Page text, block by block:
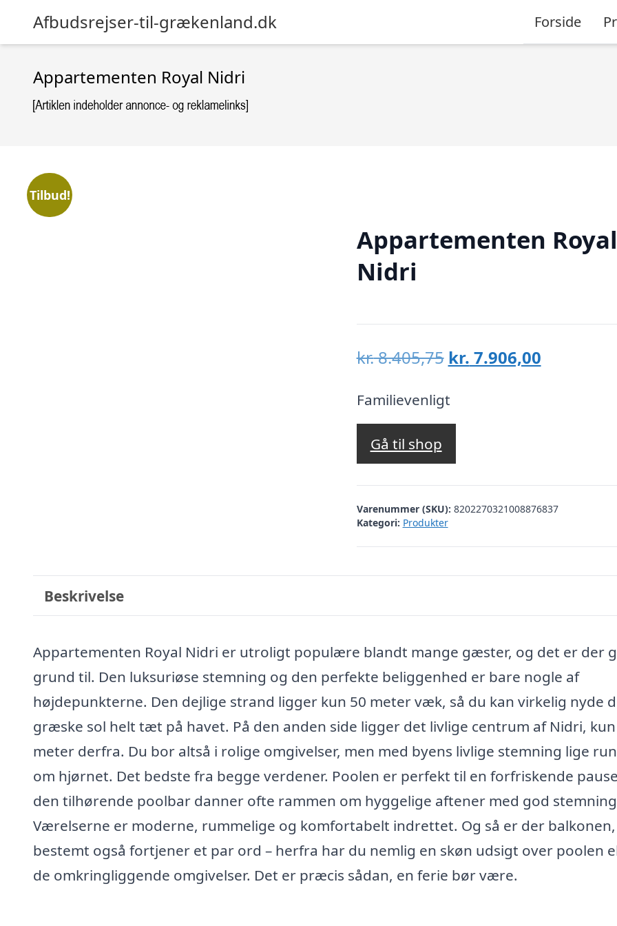
Afbudsrejser-til-grækenland.dk Forside
Appartementen Royal Nidri
Tilbud!
Appartementen Royal
Nidri
kr.8.405,75 Den
pris
var:
kr. 7.906,00Den
Familievenligt
Gå til shop
Varenummer (SKU): 8202270321008876837
Kategori: Produkter
Beskrivelse
Appartementen Royal Nidri er utroligt populære blandt mange gæster, og det er der
grund til. Den luksuriøse stemning og den perfekte beliggenhed er bare nogle af
højdepunkterne. Den dejlige strand ligger kun 50 meter væk, så du kan virkelig nyde
græske sol helt tæt på havet. På den anden side ligger det livlige centrum af Nidri,
meter derfra. Du bor altså i rolige omgivelser, men med byens livlige stemning lige
om hjørnet. Det bedste fra begge verdener. Poolen er perfekt til en forfriskende
den tilhørende poolbar danner ofte rammen om hyggelige aftener med god
Værelserne er moderne, rummelige og komfortabelt indrettet. Og så er der
bestemt også fortjener et par ord – herfra har du nemlig en skøn udsigt over poolen
de omkringliggende omgivelser. Det er præcis sådan, en ferie bør være.